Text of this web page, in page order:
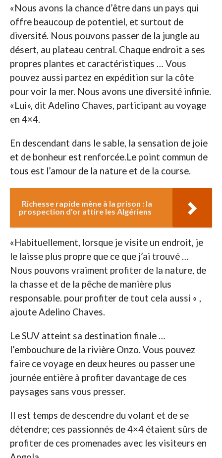
«Nous avons la chance d’être dans un pays qui
offre beaucoup de potentiel, et surtout de
diversité. Nous pouvons passer de la jungle au
désert, au plateau central. Chaque endroit a ses
propres plantes et caractéristiques … Vous
pouvez aussi partez en expédition sur la côte
pour voir la mer. Nous avons une diversité infinie.
«Lui», dit Adelino Chaves, participant au voyage
en 4×4.
En descendant dans le sable, la sensation de joie
et de bonheur est renforcée.Le point commun de
tous est l’amour de la nature et de la course.
Richesse rapide mène à la prison : la
prospection d'or attire les Algériens
«Habituellement, lorsque je visite un endroit, je
le laisse plus propre que ce que j’ai trouvé …
Nous pouvons vraiment profiter de la nature, de
la chasse et de la pêche de manière plus
responsable. pour profiter de tout cela aussi « ,
ajoute Adelino Chaves.
Le SUV atteint sa destination finale …
l’embouchure de la rivière Onzo. Vous pouvez
faire ce voyage en deux heures ou passer une
journée entière à profiter davantage de ces
paysages sans vous presser.
Il est temps de descendre du volant et de se
détendre; ces passionnés de 4×4 étaient sûrs de
profiter de ces promenades avec les visiteurs en